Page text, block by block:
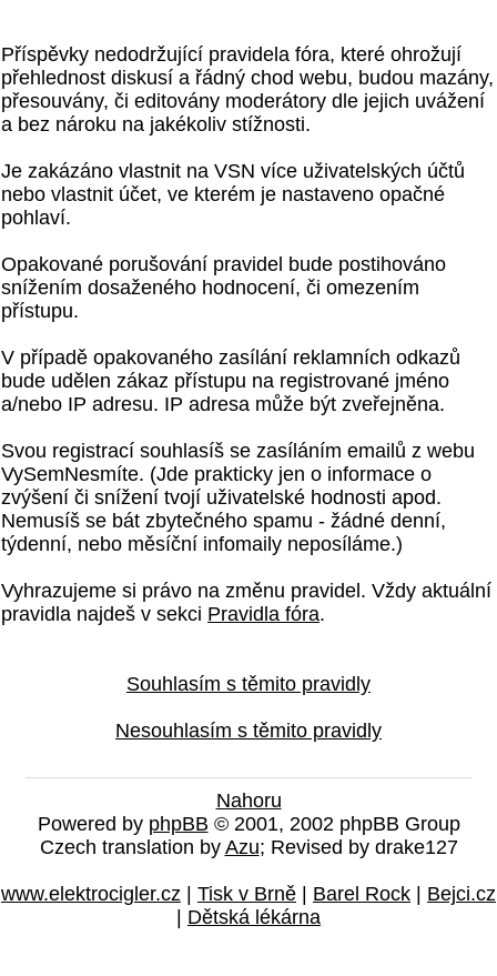
Příspěvky nedodržující pravidela fóra, které ohrožují
přehlednost diskusí a řádný chod webu, budou mazány,
přesouvány, či editovány moderátory dle jejich uvážení
a bez nároku na jakékoliv stížnosti.
Je zakázáno vlastnit na VSN více uživatelských účtů
nebo vlastnit účet, ve kterém je nastaveno opačné
pohlaví.
Opakované porušování pravidel bude postihováno
snížením dosaženého hodnocení, či omezením
přístupu.
V případě opakovaného zasílání reklamních odkazů
bude udělen zákaz přístupu na registrované jméno
a/nebo IP adresu. IP adresa může být zveřejněna.
Svou registrací souhlasíš se zasíláním emailů z webu
VySemNesmíte. (Jde prakticky jen o informace o
zvýšení či snížení tvojí uživatelské hodnosti apod.
Nemusíš se bát zbytečného spamu - žádné denní,
týdenní, nebo měsíční infomaily neposíláme.)
Vyhrazujeme si právo na změnu pravidel. Vždy aktuální
pravidla najdeš v sekci Pravidla fóra.
Souhlasím s těmito pravidly
Nesouhlasím s těmito pravidly
Nahoru
Powered by phpBB © 2001, 2002 phpBB Group
Czech translation by Azu; Revised by drake127
www.elektrocigler.cz | Tisk v Brně | Barel Rock | Bejci.cz
| Dětská lékárna